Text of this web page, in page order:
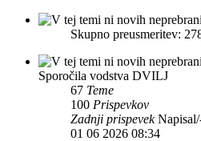
Skupno preusmeritev:
Sporočila vodstva DVILJ
67 Teme
100 Prispevkov
Zadnji prispevek
01 06 2026 08:34